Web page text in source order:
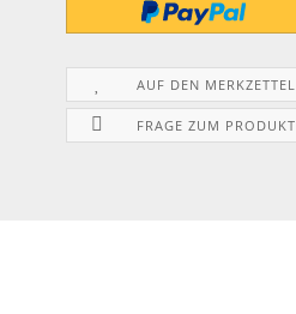
AUF DEN MERKZETTEL
FRAGE ZUM PRODUKT